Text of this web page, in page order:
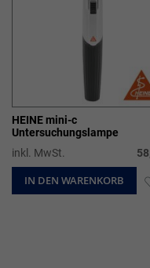
HEINE mini-c
Untersuchungslampe
inkl. MwSt.
IN DEN WARENKORB